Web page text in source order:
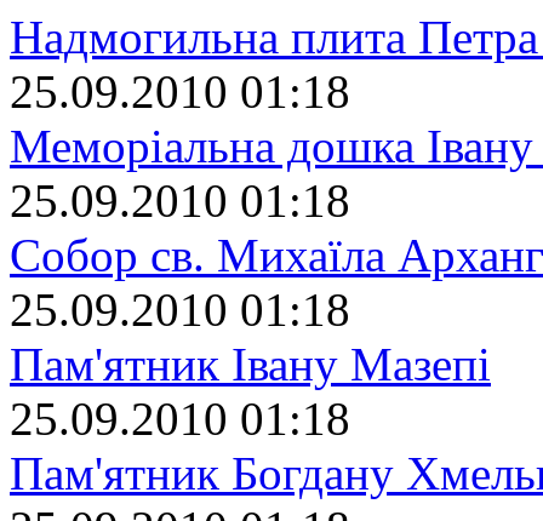
Надмогильна плита
25.09.2010 01:18
Меморіальна дошка
25.09.2010 01:18
Собор св. Михаїла
25.09.2010 01:18
Пам'ятник Івану Мазепі
25.09.2010 01:18
Пам'ятник Богдану